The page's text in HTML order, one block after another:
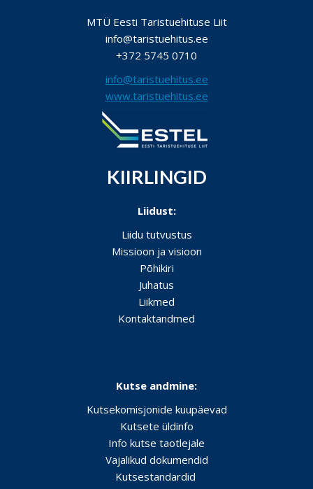
MTÜ Eesti Taristuehituse Liit
info@taristuehitus.ee
+372 5745 0710
info@taristuehitus.ee
www.taristuehitus.ee
KIIRLINGID
Liidust:
Liidu tutvustus
Missioon ja visioon
Põhikiri
Juhatus
Liikmed
Kontaktandmed
Kutse andmine:
Kutsekomisjonide kuupäevad
Kutsete üldinfo
Info kutse taotlejale
Vajalikud dokumendid
Kutsestandardid